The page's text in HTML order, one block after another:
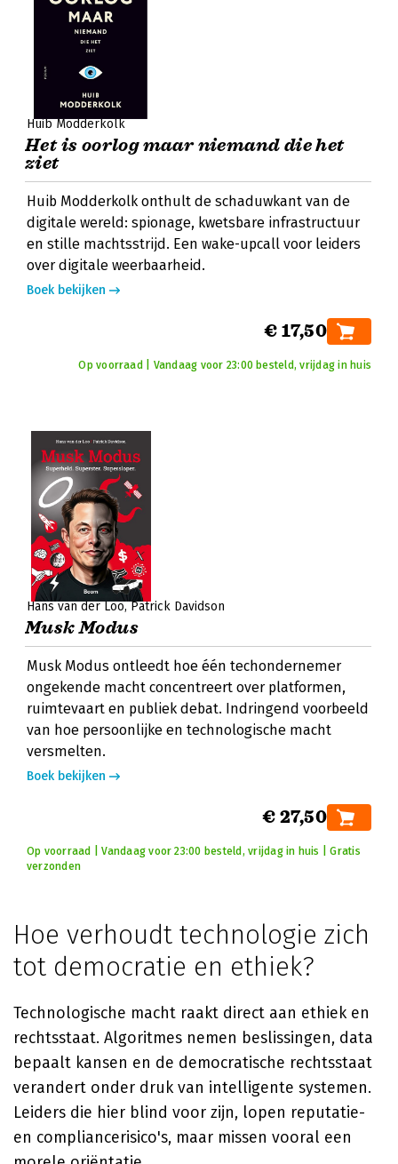
Huib Modderkolk
Het is oorlog maar niemand die het
ziet
Huib Modderkolk onthult de schaduwkant van de
digitale wereld: spionage, kwetsbare infrastructuur
en stille machtsstrijd. Een wake-upcall voor leiders
over digitale weerbaarheid.
Boek bekijken
€ 17,50
Op voorraad | Vandaag voor 23:00 besteld, vrijdag in huis
Hans van der Loo Patrick Davidson
Musk Modus
Musk Modus ontleedt hoe één techondernemer
ongekende macht concentreert over platformen,
ruimtevaart en publiek debat. Indringend voorbeeld
van hoe persoonlijke en technologische macht
versmelten.
Boek bekijken
€ 27,50
Op voorraad | Vandaag voor 23:00 besteld, vrijdag in huis | Gratis
verzonden
Hoe verhoudt technologie zich
tot democratie en ethiek?
Technologische macht raakt direct aan ethiek en
rechtsstaat. Algoritmes nemen beslissingen, data
bepaalt kansen en de democratische rechtsstaat
verandert onder druk van intelligente systemen.
Leiders die hier blind voor zijn, lopen reputatie-
en compliancerisico's, maar missen vooral een